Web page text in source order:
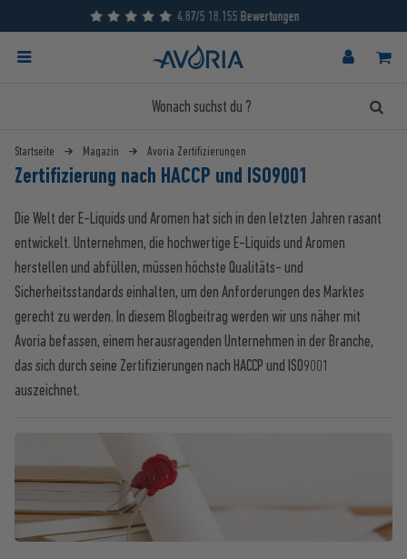
Kontakt
Startseite Magazin Avoria Zertifizierungen
Zertifizierung nach HACCP und ISO9001
Die Welt der E-Liquids und Aromen hat sich in den letzten Jahren rasant
entwickelt. Unternehmen, die hochwertige E-Liquids und Aromen
herstellen und abfüllen, müssen höchste Qualitäts- und
Sicherheitsstandards einhalten, um den Anforderungen des Marktes
gerecht zu werden. In diesem Blogbeitrag werden wir uns näher mit
Avoria befassen, einem herausragenden Unternehmen in der Branche,
das sich durch seine Zertifizierungen nach HACCP und ISO9001
auszeichnet.